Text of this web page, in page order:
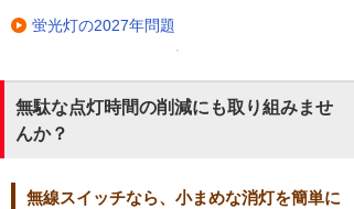
蛍光灯の2027年問題
無駄な点灯時間の削減にも取り組みませ
んか？
無線スイッチなら、小まめな消灯を簡単に